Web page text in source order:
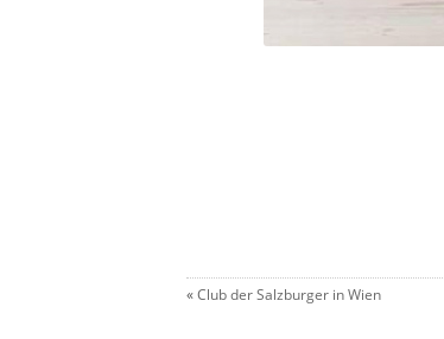
«Club der Salzburger in Wien